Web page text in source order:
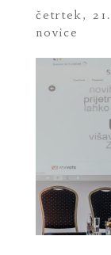
četrtek,
novice